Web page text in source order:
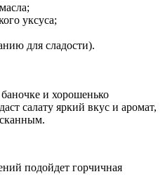
уксуса;
для сладости).
и хорошенько
салату яркий вкус и аромат,
подойдет горчичная